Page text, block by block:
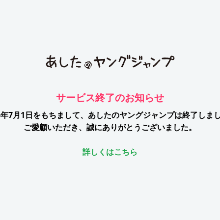
サービス終了のお知らせ
7月1日をもちまして、 あしたのヤングジャンプは終了しま
ご愛顧いただき、誠にありがとうございました。
詳しくはこちら